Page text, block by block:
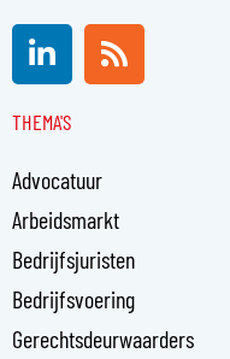
L
i
n
k
d
i
n
-
i
n
R
s
s
THEMA'S
Advocatuur
Arbeidsmarkt
Bedrijfsjuristen
Bedrijfsvoering
Gerechtsdeurwaarders